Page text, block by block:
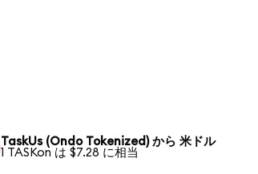
TaskUs (Ondo Tokenized) から 米ドル
1 TASKon は $7.28 に相当